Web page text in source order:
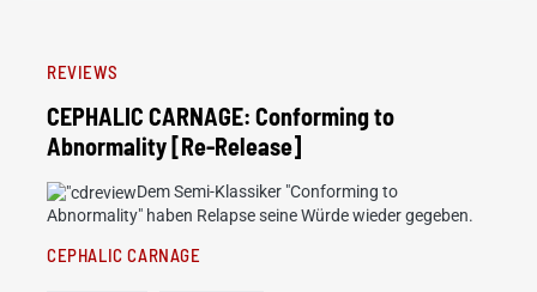
REVIEWS
CEPHALIC CARNAGE: Conforming to
Abnormality [Re-Release]
Dem Semi-Klassiker "Conforming to
Abnormality" haben Relapse seine Würde wieder gegeben.
CEPHALIC CARNAGE